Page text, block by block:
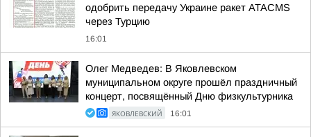
одобрить передачу Украине ракет ATACMS
через Турцию
16:01
Олег Медведев: В Яковлевском
муниципальном округе прошёл праздничный
концерт, посвящённый Дню физкультурника
ЯКОВЛЕВСКИЙ 16:01